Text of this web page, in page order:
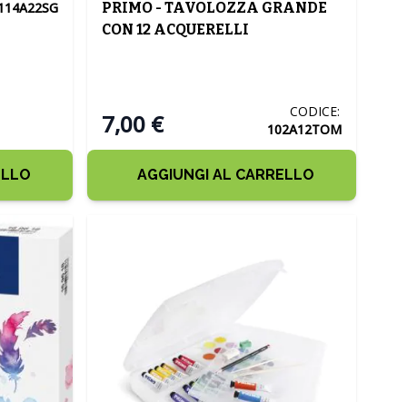
PRIMO - TAVOLOZZA GRANDE
CON 12 ACQUERELLI
7,00 €
CODICE:
102A12TOM
AGGIUNGI AL CARRELLO